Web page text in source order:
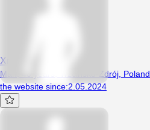
Xmmaallyyx
Man, 40 years, Trzcińsko-Zdrój, Poland
the website since:2.05.2024